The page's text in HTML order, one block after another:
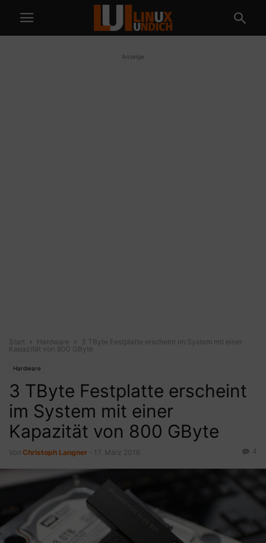
Anzeige
Start Hardware
3 TByte Festplatte erscheint im System mit einer
Kapazität von 800 GByte
Hardware
3 TByte Festplatte erscheint
im System mit einer
Kapazität von 800 GByte
Von Christoph Langner 17. März 2016 4